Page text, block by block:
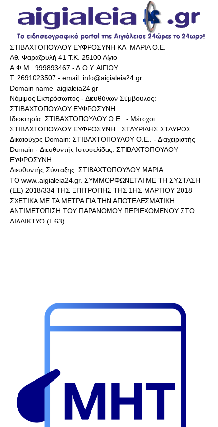
ΣΤΙΒΑΧΤΟΠΟΥΛΟΥ ΕΥΦΡΟΣΥΝΗ ΚΑΙ ΜΑΡΙΑ Ο.Ε.
Αθ. Φαραζουλή 41 Τ.Κ. 25100 Αίγιο
Α.Φ.Μ.: 999893467 - Δ.Ο.Υ. ΑΙΓΙΟΥ
Τ. 2691023507 - email: info@aigialeia24.gr
Domain name: aigialeia24.gr
Νόμιμος Εκπρόσωπος - Διευθύνων Σύμβουλος:
ΣΤΙΒΑΧΤΟΠΟΥΛΟΥ ΕΥΦΡΟΣΥΝΗ
Ιδιοκτησία: ΣΤΙΒΑΧΤΟΠΟΥΛΟΥ Ο.Ε.. - Μέτοχοι:
ΣΤΙΒΑΧΤΟΠΟΥΛΟΥ ΕΥΦΡΟΣΥΝΗ - ΣΤΑΥΡΙΔΗΣ ΣΤΑΥΡΟΣ
Δικαιούχος Domain: ΣΤΙΒΑΧΤΟΠΟΥΛΟΥ Ο.Ε.. - Διαχειριστής
Domain - Διευθυντής Ιστοσελίδας: ΣΤΙΒΑΧΤΟΠΟΥΛΟΥ
ΕΥΦΡΟΣΥΝΗ
Διευθυντής Σύνταξης: ΣΤΙΒΑΧΤΟΠΟΥΛΟΥ ΜΑΡΙΑ
ΤΟ www..aigialeia24.gr. ΣΥΜΜΟΡΦΩΝΕΤΑΙ ΜΕ ΤΗ ΣΥΣΤΑΣΗ
(ΕΕ) 2018/334 ΤΗΣ ΕΠΙΤΡΟΠΗΣ ΤΗΣ 1ΗΣ ΜΑΡΤΙΟΥ 2018
ΣΧΕΤΙΚΑ ΜΕ ΤΑ ΜΕΤΡΑ ΓΙΑ ΤΗΝ ΑΠΟΤΕΛΕΣΜΑΤΙΚΗ
ΑΝΤΙΜΕΤΩΠΙΣΗ ΤΟΥ ΠΑΡΑΝΟΜΟΥ ΠΕΡΙΕΧΟΜΕΝΟΥ ΣΤΟ
ΔΙΑΔΙΚΤΥΟ (L 63).